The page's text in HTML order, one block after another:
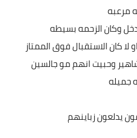
مرعبه
وكان الزحمه بسيطه
كان الاستقبال فوق الممتاز
وحبيت انهم مو جالسين
جميله